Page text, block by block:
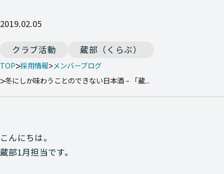
2019.02.05
クラブ活動 蔵部（くらぶ）
TOP 採用情報 メンバーブログ
冬にしか味わうことのできない日本酒 – 「蔵...
こんにちは。
蔵部1月担当です。